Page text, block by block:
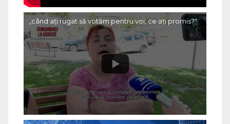
„când ați rugat să votăm pentru voi, ce ați promis?"